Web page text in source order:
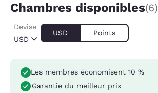
Chambres disponibles(6)
USD
Devise
USD Points
Les membres économisent 10 %
Garantie du meilleur prix